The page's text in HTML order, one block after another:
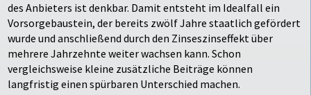
des Anbieters ist denkbar. Damit entsteht im Idealfall ein
Vorsorgebaustein, der bereits zwölf Jahre staatlich gefördert
wurde und anschließend durch den Zinseszinseffekt über
mehrere Jahrzehnte weiter wachsen kann. Schon
vergleichsweise kleine zusätzliche Beiträge können
langfristig einen spürbaren Unterschied machen.